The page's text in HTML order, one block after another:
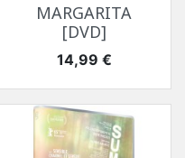
MARGARITA
[DVD]
Prix
14,99 €